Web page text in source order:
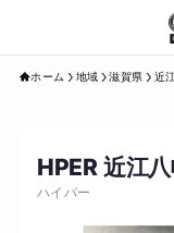
ホーム 地域 滋賀県 近
HPER 近江
ハイパー